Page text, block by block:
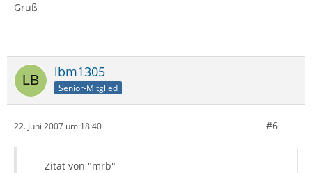
Gruß
lbm1305
Senior-Mitglied
22. Juni 2007 um 18:40 #6
Zitat von "mrb"